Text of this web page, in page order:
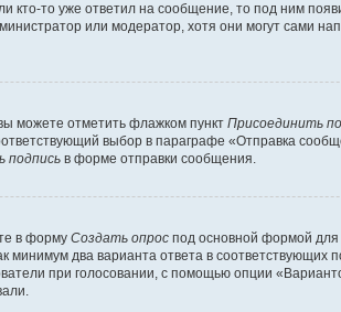
то уже ответил на сообщение, то под ним
или модератор, хотя они могут сами
можете отметить флажком пункт Присоединить
выбор в параграфе «Отправка
подпись в форме отправки сообщения.
в форму Создать опрос под основной формой для
два варианта ответа в соответствующих
при голосовании, с помощью опции